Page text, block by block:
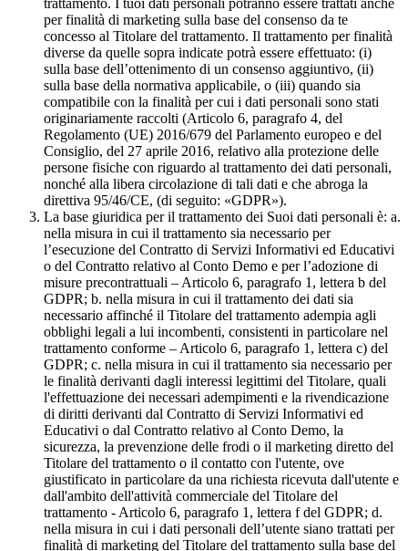
trattamento. I tuoi dati personali potranno essere trattati anche
per finalità di marketing sulla base del consenso da te
concesso al Titolare del trattamento. Il trattamento per finalità
diverse da quelle sopra indicate potrà essere effettuato: (i)
sulla base dell’ottenimento di un consenso aggiuntivo, (ii)
sulla base della normativa applicabile, o (iii) quando sia
compatibile con la finalità per cui i dati personali sono stati
originariamente raccolti (Articolo 6, paragrafo 4, del
Regolamento (UE) 2016/679 del Parlamento europeo e del
Consiglio, del 27 aprile 2016, relativo alla protezione delle
persone fisiche con riguardo al trattamento dei dati personali,
nonché alla libera circolazione di tali dati e che abroga la
direttiva 95/46/CE, (di seguito: «GDPR»).
La base giuridica per il trattamento dei Suoi dati personali è: a.
nella misura in cui il trattamento sia necessario per
l’esecuzione del Contratto di Servizi Informativi ed Educativi
o del Contratto relativo al Conto Demo e per l’adozione di
misure precontrattuali – Articolo 6, paragrafo 1, lettera b del
GDPR; b. nella misura in cui il trattamento dei dati sia
necessario affinché il Titolare del trattamento adempia agli
obblighi legali a lui incombenti, consistenti in particolare nel
trattamento conforme – Articolo 6, paragrafo 1, lettera c) del
GDPR; c. nella misura in cui il trattamento sia necessario per
le finalità derivanti dagli interessi legittimi del Titolare, quali
l'effettuazione dei necessari adempimenti e la rivendicazione
di diritti derivanti dal Contratto di Servizi Informativi ed
Educativi o dal Contratto relativo al Conto Demo, la
sicurezza, la prevenzione delle frodi o il marketing diretto del
Titolare del trattamento o il contatto con l'utente, ove
giustificato in particolare da una richiesta ricevuta dall'utente e
dall'ambito dell'attività commerciale del Titolare del
trattamento - Articolo 6, paragrafo 1, lettera f del GDPR; d.
nella misura in cui i dati personali dell’utente siano trattati per
finalità di marketing del Titolare del trattamento sulla base del